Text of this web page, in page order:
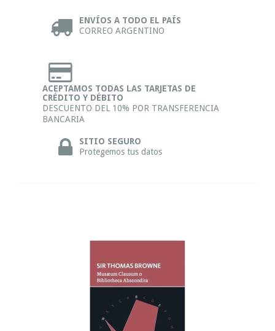
ENVÍOS A TODO EL PAÍS
CORREO ARGENTINO
ACEPTAMOS TODAS LAS TARJETAS DE
CRÉDITO Y DÉBITO
DESCUENTO DEL 10% POR TRANSFERENCIA
BANCARIA
SITIO SEGURO
Protegemos tus datos